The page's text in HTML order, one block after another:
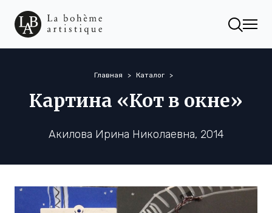
Главная Каталог
Картина «Кот в окне»
Акилова Ирина Николаевна, 2014